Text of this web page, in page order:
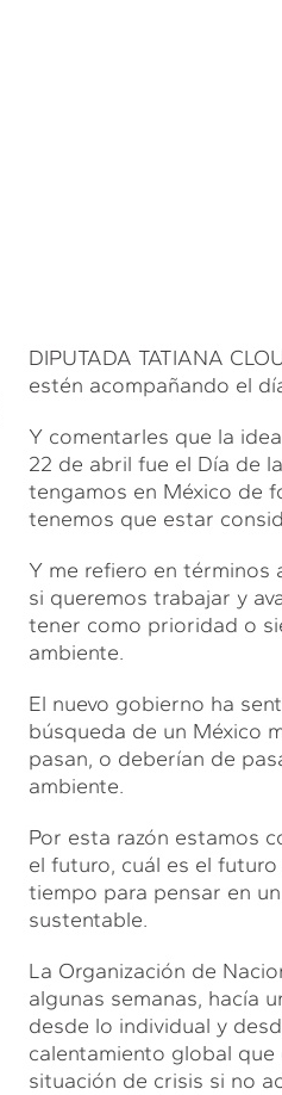
DIPUTADA TATIANA
estén acompañando el
Y comentarles que la
22 de abril fue el Día de
tengamos en México de
tenemos que estar
Y me refiero en términos
si queremos trabajar y
tener como prioridad o
ambiente.
El nuevo gobierno ha
búsqueda de un México
pasan, o deberían de
ambiente.
Por esta razón estamos
el futuro, cuál es el
tiempo para pensar en
sustentable.
La Organización de
algunas semanas, hacía
desde lo individual y
calentamiento global
situación de crisis si no